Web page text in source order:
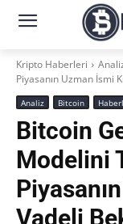
Kripto Haberleri
Piyasanın Uzman İsmi
Analiz Bitcoin
Bitcoin
Modelini
Vadeli